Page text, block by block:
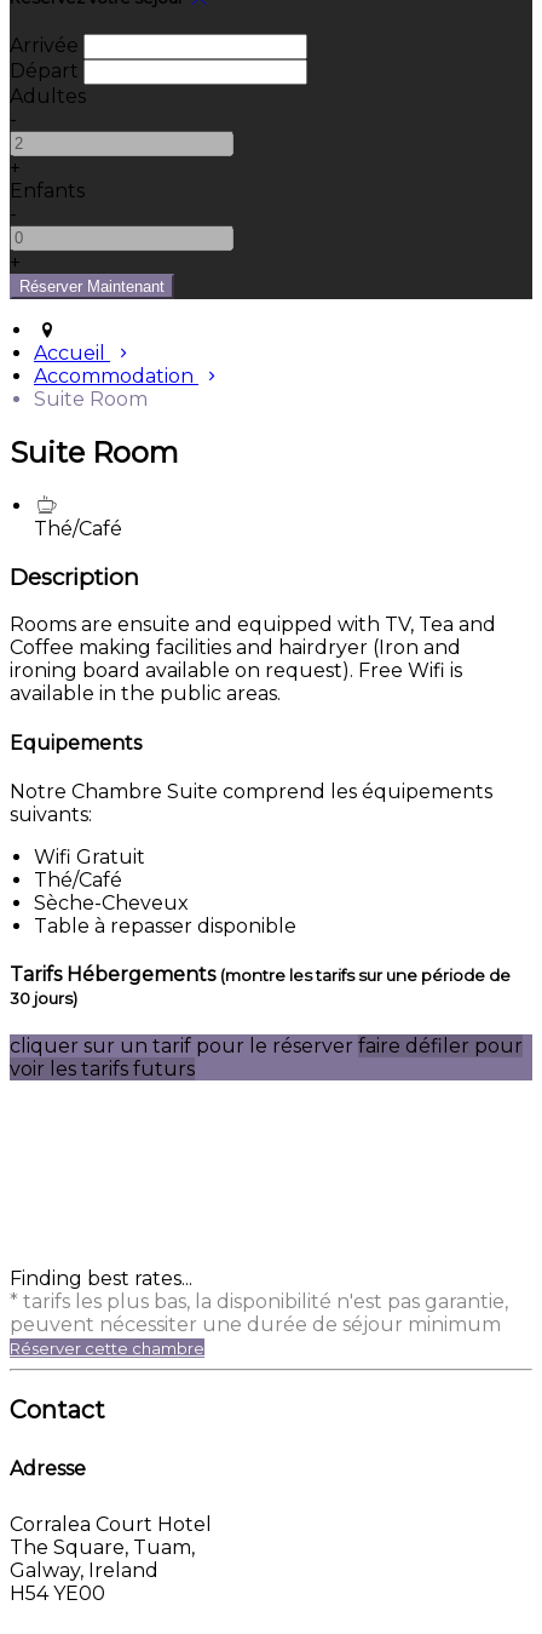
Arrivée
Départ
Adultes
-
+
Enfants
-
+
Accueil
Accommodation
Suite Room
Suite Room
Thé/Café
Description
Rooms are ensuite and equipped with TV, Tea and
Coffee making facilities and hairdryer (Iron and
ironing board available on request). Free Wifi is
available in the public areas.
Equipements
Notre Chambre Suite comprend les équipements
suivants:
Wifi Gratuit
Thé/Café
Sèche-Cheveux
Table à repasser disponible
Tarifs Hébergements (montre les tarifs sur une période de
30 jours)
cliquer sur un tarif pour le réserver faire défiler pour
voir les tarifs futurs
Finding best rates...
* tarifs les plus bas, la disponibilité n'est pas garantie,
peuvent nécessiter une durée de séjour minimum
Réserver cette chambre
Contact
Adresse
Corralea Court Hotel
The Square, Tuam,
Galway, Ireland
H54 YE00